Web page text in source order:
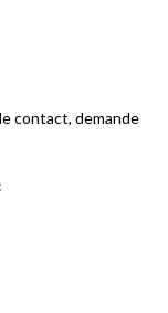
contact, demande